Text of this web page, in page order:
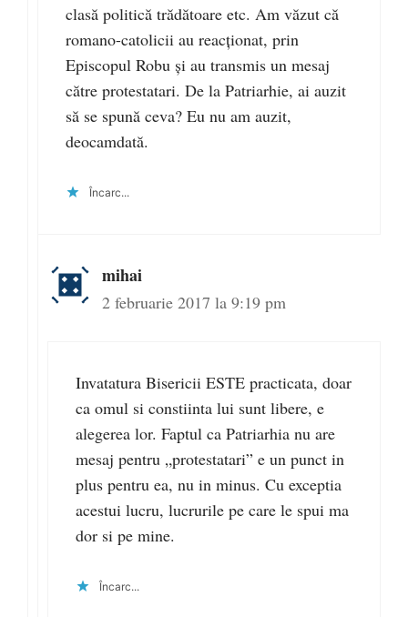
clasă politică trădătoare etc. Am văzut că
romano-catolicii au reacționat, prin
Episcopul Robu și au transmis un mesaj
către protestatari. De la Patriarhie, ai auzit
să se spună ceva? Eu nu am auzit,
deocamdată.
Încarc...
mihai
2 februarie 2017 la 9:19 pm
Invatatura Bisericii ESTE practicata, doar
ca omul si constiinta lui sunt libere, e
alegerea lor. Faptul ca Patriarhia nu are
mesaj pentru „protestatari” e un punct in
plus pentru ea, nu in minus. Cu exceptia
acestui lucru, lucrurile pe care le spui ma
dor si pe mine.
Încarc...